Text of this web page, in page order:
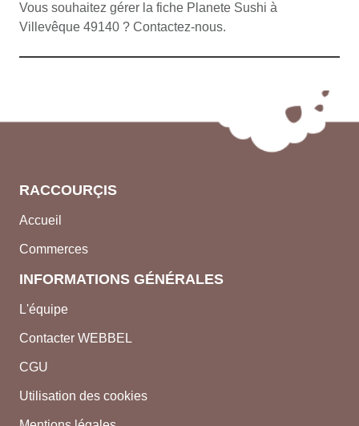
Vous souhaitez gérer la fiche Planete Sushi à
Villevêque 49140 ? Contactez-nous.
RACCOURÇIS
Accueil
Commerces
INFORMATIONS GÉNÉRALES
L'équipe
Contacter WEBBEL
CGU
Utilisation des cookies